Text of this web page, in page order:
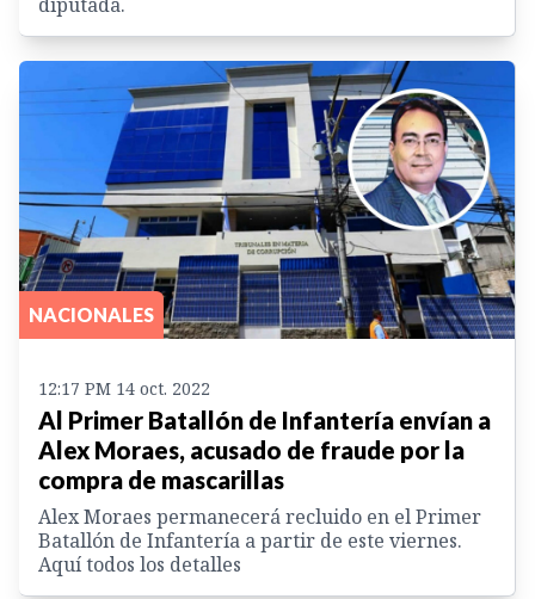
NACIONALES
12:17 PM 14 oct. 2022
Al Primer Batallón de Infantería envían a
Alex Moraes, acusado de fraude por la
compra de mascarillas
Alex Moraes permanecerá recluido en el Primer
Batallón de Infantería a partir de este viernes.
Aquí todos los detalles